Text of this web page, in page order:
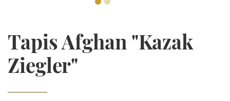
Tapis Afghan "Kazak
Ziegler"